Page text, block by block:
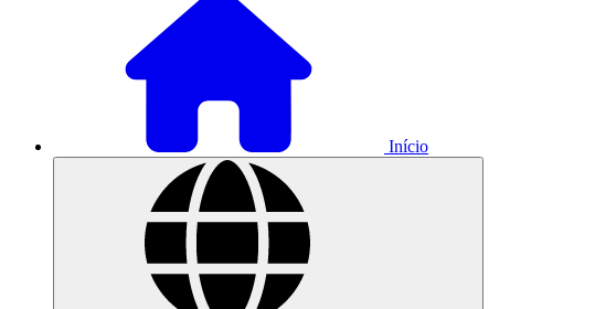
Início